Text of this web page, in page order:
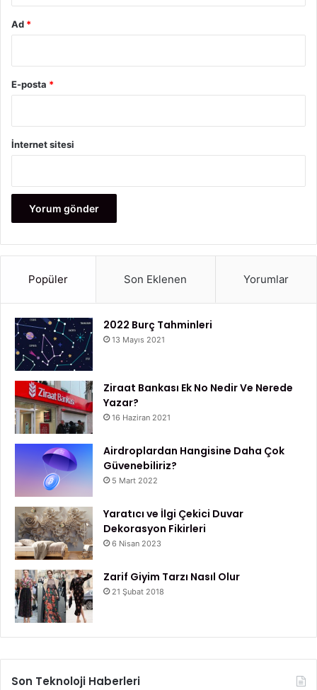
değerlendirmektir. Uyumlu seçimlerle hem modern hem
de sizi yansıtan bir salon ortaya çıkartabilirsiniz.
Küçük salon dekorasyonu
Ad *
E-posta *
İnternet sitesi
Popüler Son Eklenen Yorumlar
2022 Burç Tahminleri
13 Mayıs 2021
Ziraat Bankası Ek No Nedir Ve Nerede
Yazar?
16 Haziran 2021
Airdroplardan Hangisine Daha Çok
Güvenebiliriz?
5 Mart 2022
Yaratıcı ve İlgi Çekici Duvar
Dekorasyon Fikirleri
6 Nisan 2023
Zarif Giyim Tarzı Nasıl Olur
21 Şubat 2018
Son Teknoloji Haberleri